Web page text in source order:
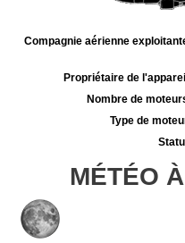
Compagnie aérienne
Propriétaire de
Nombre de
Type de
MÉTÉO